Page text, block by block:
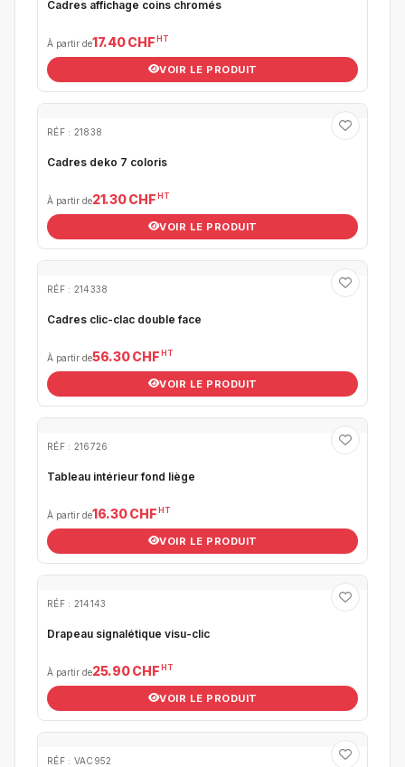
Cadres affichage coins chromés
À partir de17.40 CHF HT
VOIR LE PRODUIT
RÉF : 21838
Cadres deko 7 coloris
À partir de21.30 CHF HT
VOIR LE PRODUIT
RÉF : 214338
Cadres clic-clac double face
À partir de56.30 CHF HT
VOIR LE PRODUIT
RÉF : 216726
Tableau intérieur fond liège
À partir de16.30 CHF HT
VOIR LE PRODUIT
RÉF : 214143
Drapeau signalétique visu-clic
À partir de25.90 CHF HT
VOIR LE PRODUIT
RÉF : VAC952